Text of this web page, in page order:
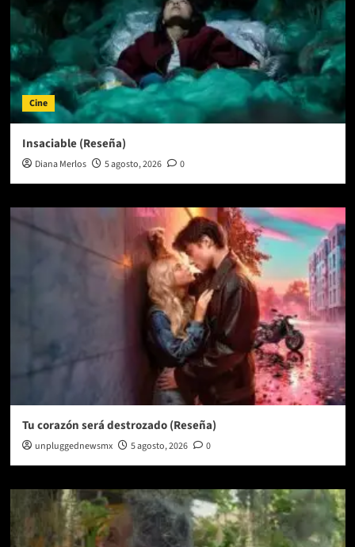
Cine
Insaciable (Reseña)
Diana Merlos 5 agosto, 2026 0
Tu corazón será destrozado (Reseña)
unpluggednewsmx 5 agosto, 2026 0